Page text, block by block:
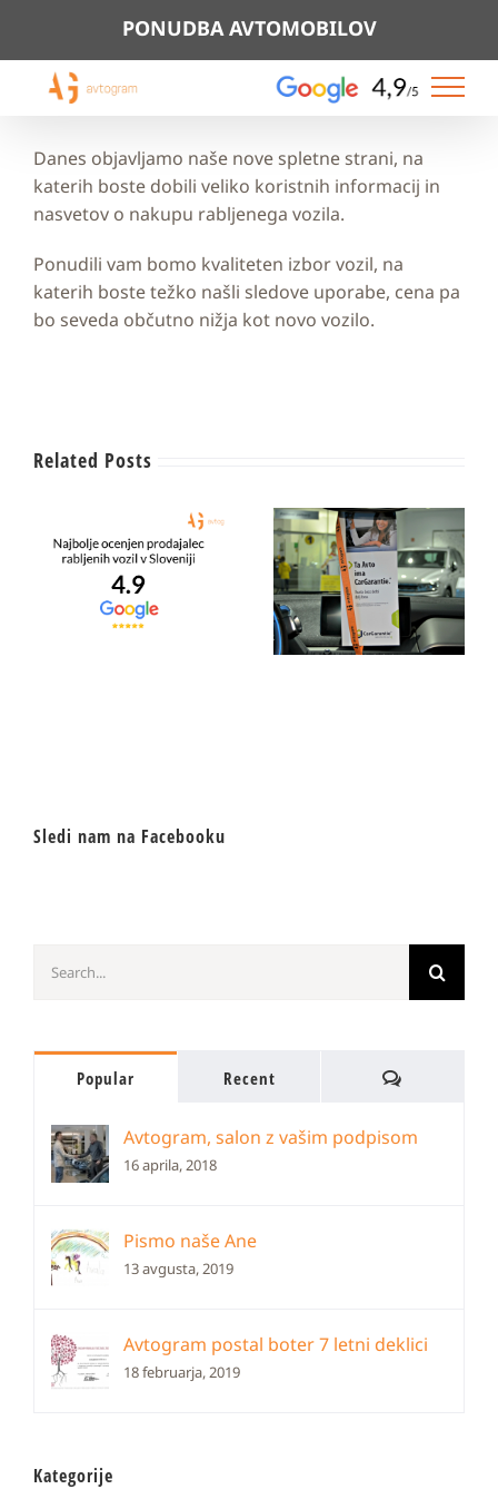
content
PONUDBA AVTOMOBILOV
Danes objavljamo naše nove spletne strani, na
katerih boste dobili veliko koristnih informacij in
nasvetov o nakupu rabljenega vozila.
Ponudili vam bomo kvaliteten izbor vozil, na
katerih boste težko našli sledove uporabe, cena pa
bo seveda občutno nižja kot novo vozilo.
Related Posts
Sledi nam na Facebooku
for:
Popular Recent
Avtogram, salon z vašim podpisom
16 aprila, 2018
Pismo naše Ane
13 avgusta, 2019
Avtogram postal boter 7 letni deklici
18 februarja, 2019
Kategorije